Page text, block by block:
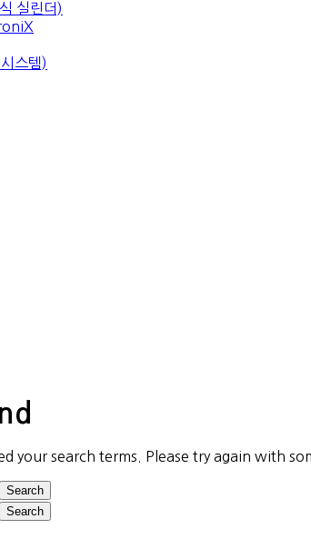
실린더)
스템)
your search terms. Please try again with